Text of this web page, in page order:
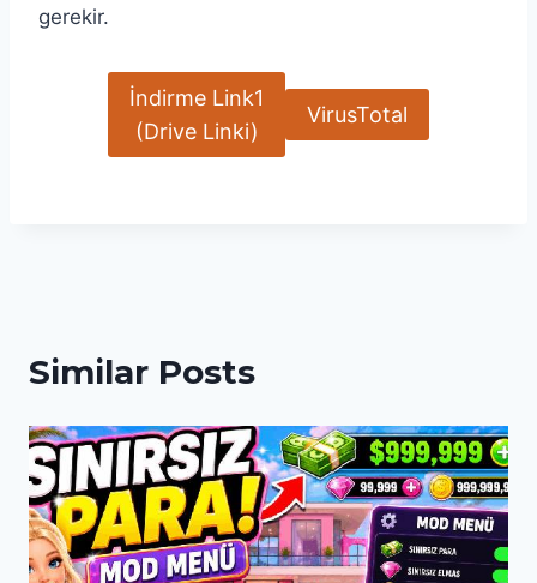
gerekir.
İndirme Link1
(Drive Linki)
VirusTotal
Similar Posts